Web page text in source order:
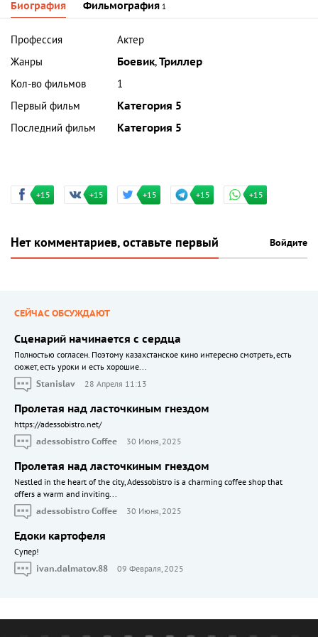
Биография Фильмография 1
Профессия
Актер
Жанры
Боевик,Триллер
Кол-во фильмов
1
Первый фильм
Категория 5
Последний фильм
Категория 5
+15 +15 +15 +15 +15
Нет комментариев, оставьте первый Войдите
СЕЙЧАС ОБСУЖДАЮТ
Сценарий начинается с сердца
Полностью согласен. Поэтому казахстанское кино интересно смотреть, есть
сюжет, есть уроки и есть хорошие...
Stanislav
28 Апреля 11:13
Пролетая над ласточкиным гнездом
https://adessobistro.net/
adessobistro Coffee
30 Июня, 2025
Пролетая над ласточкиным гнездом
Nestled in the heart of the city, Adessobistro is a charming coffee shop that
offers a warm and inviting...
adessobistro Coffee
30 Июня, 2025
Едоки картофеля
Cупер!
ivan.dalmatov.88
09 Февраля, 2025